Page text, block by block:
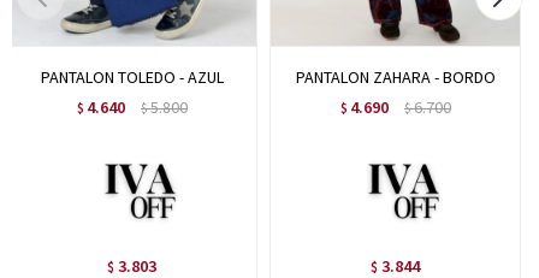
PANTALON TOLEDO - AZUL
$ 4.640 $5.800
$ 3.803
PANTALON ZAHARA - BORDO
$ 4.690 $6.700
$ 3.844